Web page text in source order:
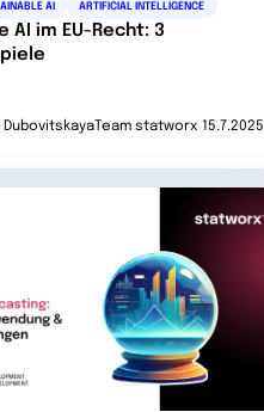
AI ARTIFICIAL INTELLIGENCE
AI im EU-Recht: 3
DubovitskayaTeam statworx 15.7.2025